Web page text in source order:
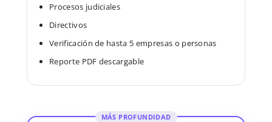
Procesos judiciales
Directivos
Verificación de hasta 5 empresas o personas
Reporte PDF descargable
MÁS PROFUNDIDAD